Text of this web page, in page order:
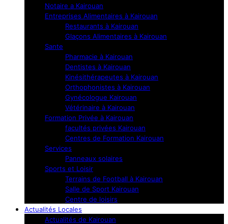
Notaire a Kairouan
Entreprises Alimentaires à Kairouan
Restaurants à Kairouan
Glaçons Alimentaires à Kairouan
Sante
Pharmacie à Kairouan
Dentistes à Kairouan
Kinésithérapeutes à Kairouan
Orthophonistes à Kairouan
Gynécologue Kairouan
Vétérinaire à Kairouan
Formation Privée à Kairouan
facultés privées Kairouan
Centres de Formation Kairouan
Services
Panneaux solaires
Sports et Loisir
Terrains de Football à Kairouan
Salle de Sport Kairouan
Centre de loisirs
Actualités Locales
Actualités de Kairouan